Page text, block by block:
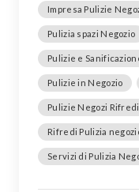
Impresa Pulizie
Pulizia spazi Negozio
Pulizie e
Pulizie in Negozio
Pulizie Negozi Rifredi
Rifredi Pulizia
Servizi di Pulizia